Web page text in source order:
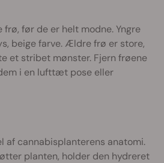
frø, før de er helt modne. Yngre
beige farve. Ældre frø er store,
et stribet mønster. Fjern frøene
i en lufttæt pose eller
af cannabisplanterens anatomi.
planten, holder den hydreret